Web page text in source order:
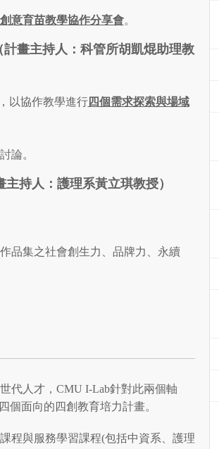
意育苗教學協作分享會。
計畫主持人：科管所胡凱焜助理教
以協作教學進行四個需求探索與場域
論。
主持人：護理系黃立琪教授）
品集之社會創生力、品牌力、永續
代人才，CMU I-Lab針對此兩個軸
個面向的四創教育培力計畫。
程與服務學習課程(包括中資系、護理